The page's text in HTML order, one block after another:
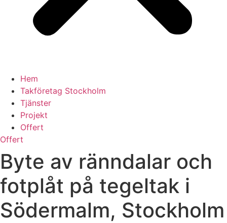
Hem
Takföretag Stockholm
Tjänster
Projekt
Offert
Offert
Byte av ränndalar och
fotplåt på tegeltak i
Södermalm, Stockholm